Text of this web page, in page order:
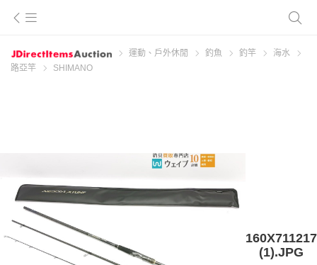
運動、戶外休閒 釣魚 釣竿
海水
路亞竿
SHIMANO
160X711217
(1).JPG